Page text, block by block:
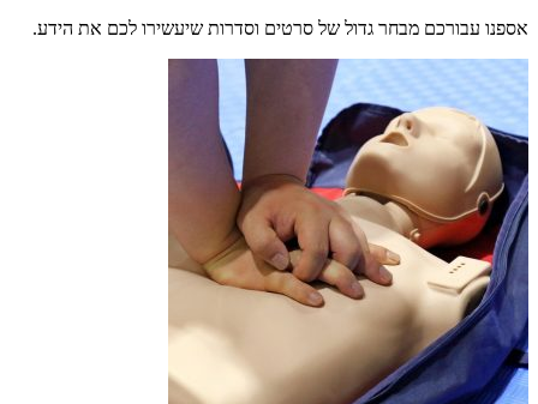
אספנו עבורכם מבחר גדול של סרטים וסדרות שיעשירו לכם את הידע.